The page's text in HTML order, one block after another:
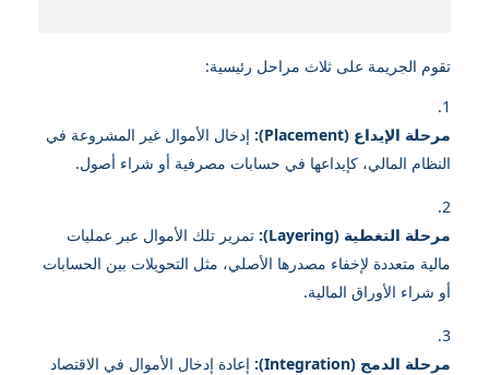
تقوم الجريمة على ثلاث مراحل رئيسية:
مرحلة الإيداع (Placement):
إدخال الأموال غير المشروعة في
النظام المالي، كإيداعها في حسابات مصرفية أو شراء أصول.
مرحلة التغطية (Layering):
تمرير تلك الأموال عبر عمليات
مالية متعددة لإخفاء مصدرها الأصلي، مثل التحويلات بين الحسابات
أو شراء الأوراق المالية.
مرحلة الدمج (Integration):
إعادة إدخال الأموال في الاقتصاد